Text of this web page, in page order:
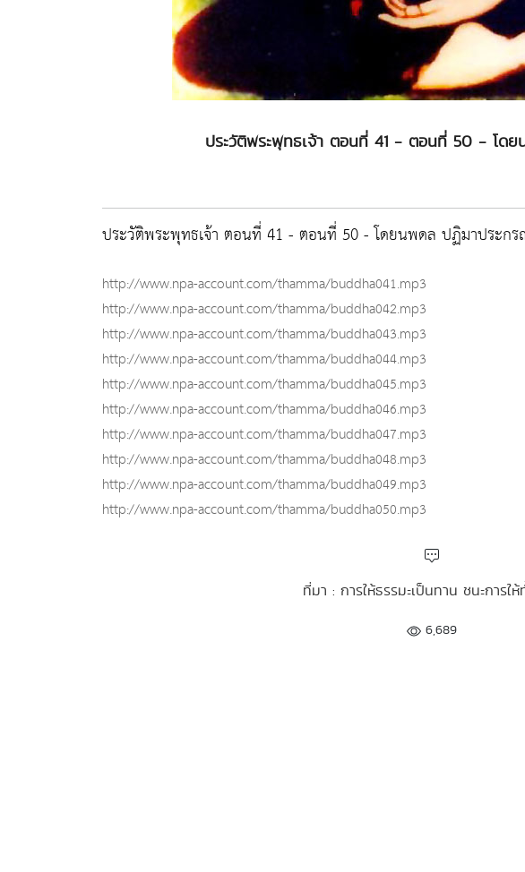
ประวัติพระพุทธเจ้า ตอนที่ 41 - ตอนที่ 50 - โด
ประวัติพระพุทธเจ้า ตอนที่ 41 - ตอนที่ 50 - โดยนพดล ปฏิมาประก
http://www.npa-account.com/thamma/buddha041.mp3
http://www.npa-account.com/thamma/buddha042.mp3
http://www.npa-account.com/thamma/buddha043.mp3
http://www.npa-account.com/thamma/buddha044.mp3
http://www.npa-account.com/thamma/buddha045.mp3
http://www.npa-account.com/thamma/buddha046.mp3
http://www.npa-account.com/thamma/buddha047.mp3
http://www.npa-account.com/thamma/buddha048.mp3
http://www.npa-account.com/thamma/buddha049.mp3
http://www.npa-account.com/thamma/buddha050.mp3
ที่มา : การให้ธรรมะเป็นทาน ชนะการใ
6,689